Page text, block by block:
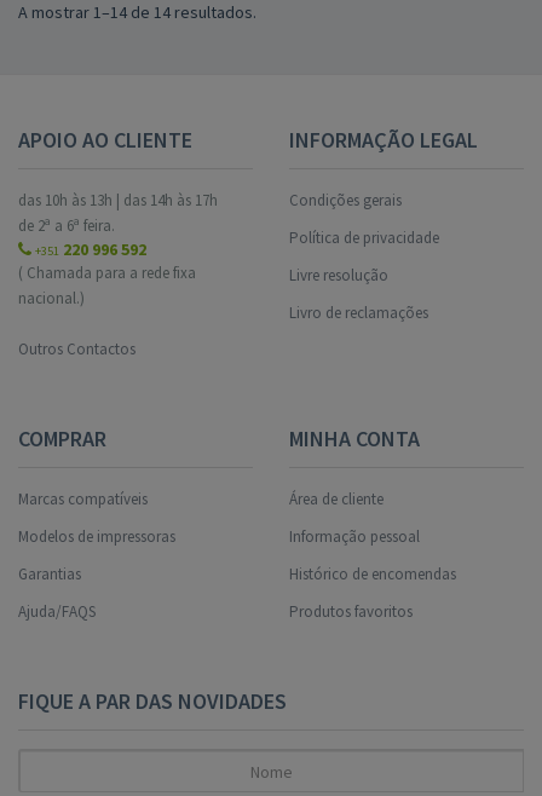
A mostrar 1–14 de 14 resultados.
APOIO AO CLIENTE
das 10h às 13h | das 14h às 17h
de 2ª a 6ª feira.
+351 220 996 592
( Chamada para a rede fixa
nacional.)
Outros Contactos
INFORMAÇÃO LEGAL
Condições gerais
Política de privacidade
Livre resolução
Livro de reclamações
COMPRAR
Marcas compatíveis
Modelos de impressoras
Garantias
Ajuda/FAQS
MINHA CONTA
Área de cliente
Informação pessoal
Histórico de encomendas
Produtos favoritos
FIQUE A PAR DAS NOVIDADES